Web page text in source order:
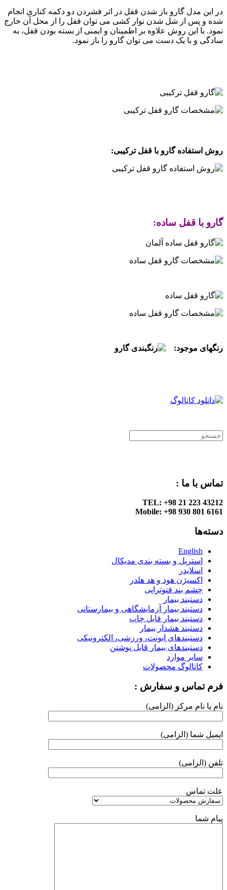
در این مدل گارو باز شدن قفل در اثر فشردن دو دکمه کناری انجام
شده و پس از شل شدن نوار کشی می توان قفل را از محل آن خارج
نمود. با این روش علاوه بر اطمینان و ایمنی از بسته بودن قفل، به
سادگی و با یک دست می توان گارو را باز نمود.
روش استفاده گارو با قفل ترکیبی:
گارو با قفل ساده:
رنگهای موجود:
تماس با ما :
TEL: +98 21 223 43212
Mobile: +98 930 801 6161
دسته‌ها
English
استریل و بسته بندی مدیکال
اسلایدر
اکسیژن هود و هد هلدر
چشم بند فتوتراپی
دستبند بیمار
دستبند بیمار آزمایشگاهی و بیمارستانی
دستبند بیمار قابل چاپ
دستبند هشدار بیمار
دستبندهای ایونت، ورزشی، الکترونیکی
دستبندهای بیمار قابل نوشتن
سایر موارد
کاتالوگ محصولات
فرم تماس و سفارش :
نام یا نام مرکز (الزامی)
ایمیل شما (الزامی)
تلفن (الزامی)
علت تماس
پیام شما